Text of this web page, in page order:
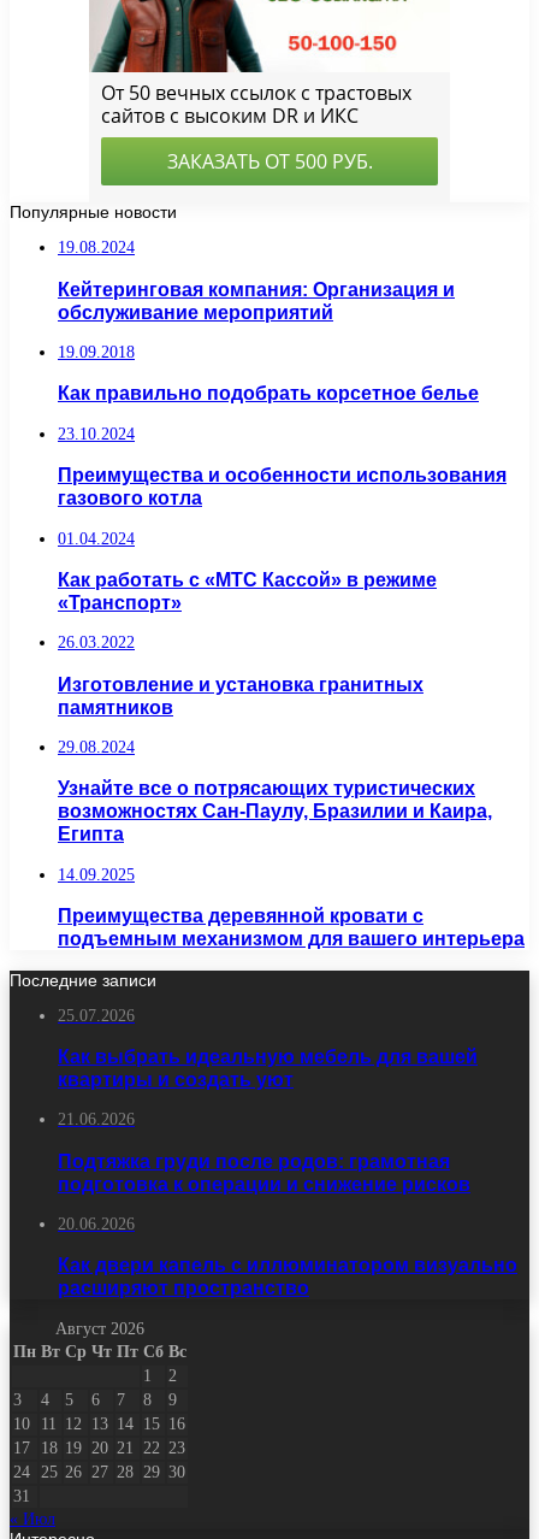
Популярные новости
19.08.2024
Кейтеринговая компания: Организация и
обслуживание мероприятий
19.09.2018
Как правильно подобрать корсетное белье
23.10.2024
Преимущества и особенности использования
газового котла
01.04.2024
Как работать с «МТС Кассой» в режиме
«Транспорт»
26.03.2022
Изготовление и установка гранитных
памятников
29.08.2024
Узнайте все о потрясающих туристических
возможностях Сан-Паулу, Бразилии и Каира,
Египта
14.09.2025
Преимущества деревянной кровати с
подъемным механизмом для вашего интерьера
Последние записи
25.07.2026
Как выбрать идеальную мебель для вашей
квартиры и создать уют
21.06.2026
Подтяжка груди после родов: грамотная
подготовка к операции и снижение рисков
20.06.2026
Как двери капель с иллюминатором визуально
расширяют пространство
Август 2026
Пн Вт Ср Чт Пт Сб Вс
1
2
3
4 5 6 7 8
9
10
11 12 13 14 15 16
17
18 19 20 21 22 23
24
25 26 27 28 29 30
31
« Июл